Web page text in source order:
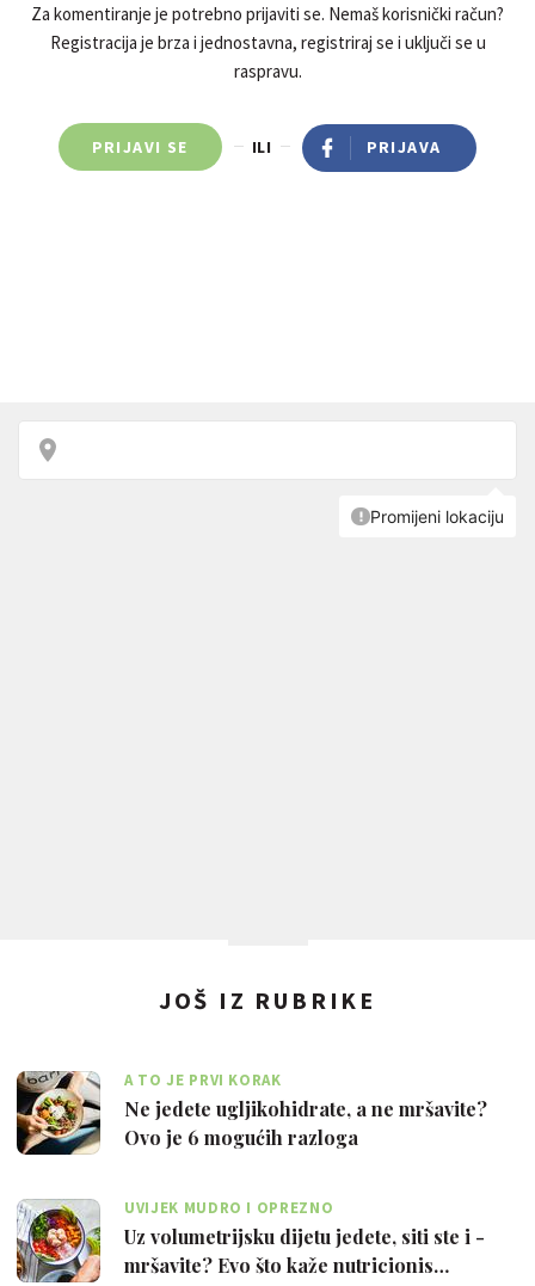
Za komentiranje je potrebno prijaviti se. Nemaš korisnički račun?
Registracija je brza i jednostavna, registriraj se i uključi se u
raspravu.
PRIJAVI SE ILI PRIJAVA
JOŠ IZ RUBRIKE
A TO JE PRVI KORAK
Ne jedete ugljikohidrate, a ne mršavite?
Ovo je 6 mogućih razloga
UVIJEK MUDRO I OPREZNO
Uz volumetrijsku dijetu jedete, siti ste i -
mršavite? Evo što kaže nutricionis…